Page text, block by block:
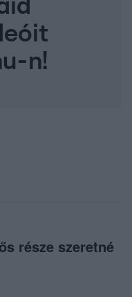
n!
része szeretné